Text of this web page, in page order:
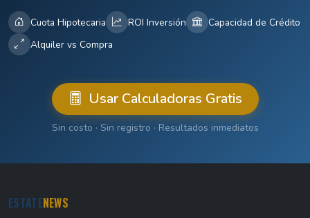
Cuota Hipotecaria ROI Inversión
Capacidad de Crédito
Alquiler vs Compra
Usar Calculadoras Gratis
Sin costo · Sin registro · Resultados inmediatos
ESTATENEWS